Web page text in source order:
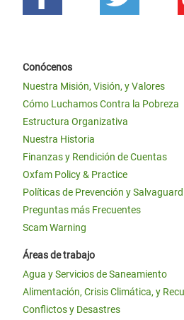
Conócenos
Nuestra Misión, Visión, y Valores
Cómo Luchamos Contra la Pobreza
Estructura Organizativa
Nuestra Historia
Finanzas y Rendición de Cuentas
Oxfam Policy & Practice
Políticas de Prevención y
Preguntas más Frecuentes
Scam Warning
Áreas de trabajo
Agua y Servicios de Saneamiento
Alimentación, Crisis Climática, y
Conflictos y Desastres